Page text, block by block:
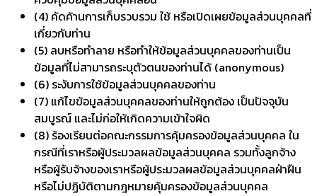
(4) คัดค้านการเก็บรวบรวม ใช้ หรือเปิดเผยข้อมูลส่วนบุคคลที่
เกี่ยวกับท่าน
(5) ลบหรือทำลาย หรือทำให้ข้อมูลส่วนบุคคลของท่านเป็น
ข้อมูลที่ไม่สามารถระบุตัวตนของท่านได้ (anonymous)
(6) ระงับการใช้ข้อมูลส่วนบุคคลของท่าน
(7) แก้ไขข้อมูลส่วนบุคคลของท่านให้ถูกต้อง เป็นปัจจุบัน
สมบูรณ์ และไม่ก่อให้เกิดความเข้าใจผิด
(8) ร้องเรียนต่อคณะกรรมการคุ้มครองข้อมูลส่วนบุคคล ใน
กรณีที่เราหรือผู้ประมวลผลข้อมูลส่วนบุคคล รวมทั้งลูกจ้าง
หรือผู้รับจ้างของเราหรือผู้ประมวลผลข้อมูลส่วนบุคคลฝ่าฝืน
หรือไม่ปฏิบัติตามกฎหมายคุ้มครองข้อมูลส่วนบุคคล